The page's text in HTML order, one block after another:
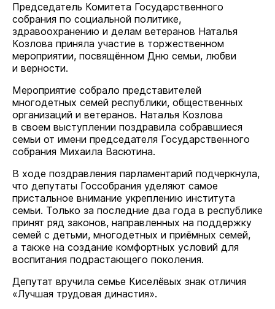
Председатель Комитета Государственного
собрания по социальной политике,
здравоохранению и делам ветеранов Наталья
Козлова приняла участие в торжественном
мероприятии, посвящённом Дню семьи, любви
и верности.
Мероприятие собрало представителей
многодетных семей республики, общественных
организаций и ветеранов. Наталья Козлова
в своем выступлении поздравила собравшиеся
семьи от имени председателя Государственного
собрания Михаила Васютина.
В ходе поздравления парламентарий подчеркнула,
что депутаты Госсобрания уделяют самое
пристальное внимание укреплению института
семьи. Только за последние два года в республике
принят ряд законов, направленных на поддержку
семей с детьми, многодетных и приёмных семей,
а также на создание комфортных условий для
воспитания подрастающего поколения.
Депутат вручила семье Киселёвых знак отличия
«Лучшая трудовая династия».